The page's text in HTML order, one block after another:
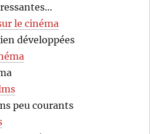
le cinéma
développées
peu courants